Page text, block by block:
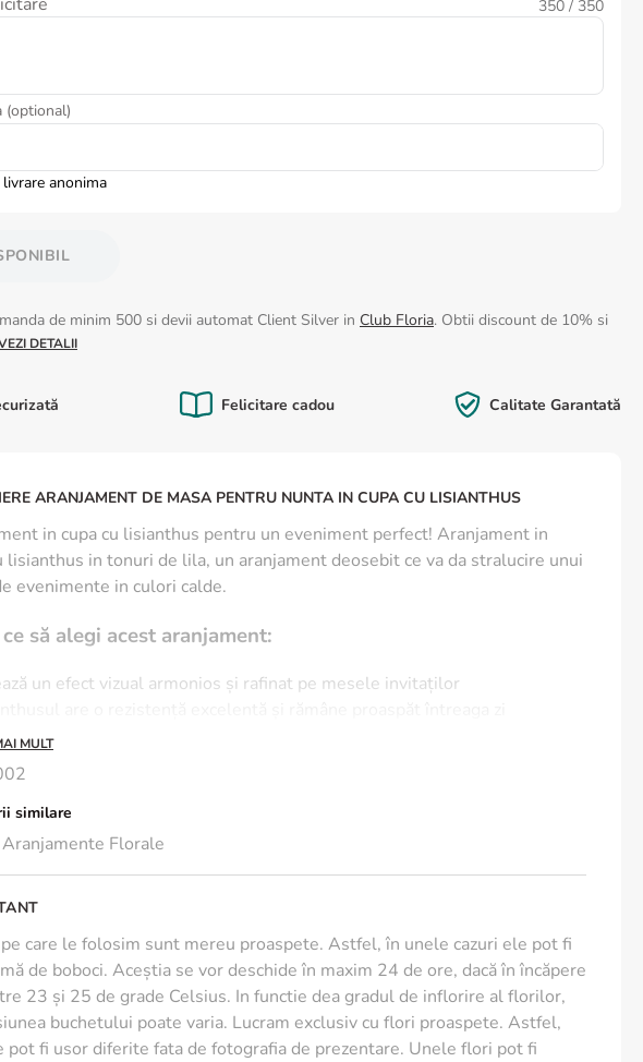
350 / 350
(optional)
livrare anonima
de minim 500 si devii automat Client Silver in Club Floria. Obtii discount de 10% si
DETALII
Felicitare cadou Calitate Garantată
ARANJAMENT DE MASA PENTRU NUNTA IN CUPA CU LISIANTHUS
in cupa cu lisianthus pentru un eveniment perfect! Aranjament in
lisianthus in tonuri de lila, un aranjament deosebit ce va da stralucire unui
evenimente in culori calde.
să alegi acest aranjament:
un efect vizual armonios și rafinat pe mesele invitaților
pentru nunți indoor sau outdoor, în orice sezon.
MULT
similare
Aranjamente Florale
care le folosim sunt mereu proaspete. Astfel, în unele cazuri ele pot fi
de boboci. Aceștia se vor deschide în maxim 24 de ore, dacă în încăpere
23 și 25 de grade Celsius. In functie dea gradul de inflorire al florilor,
buchetului poate varia. Lucram exclusiv cu flori proaspete. Astfel,
pot fi usor diferite fata de fotografia de prezentare. Unele flori pot fi